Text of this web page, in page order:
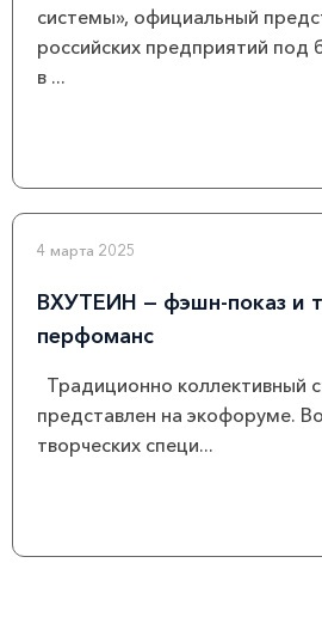
системы», официальный
российских предприятий под
в ...
4 марта 2025
ВХУТЕИН — фэшн-показ и
перфоманс
Традиционно коллективный
представлен на экофоруме.
творческих специ...